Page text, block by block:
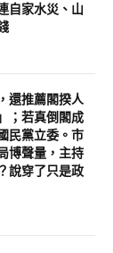
自家水災、山
還推薦閣揆人
；若真倒閣成
民黨立委。市
博聲量，主持
說穿了只是政